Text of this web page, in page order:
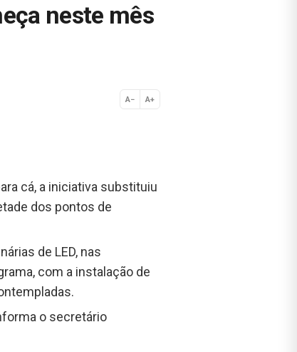
neste mês
A− A+
Normal
cá, a iniciativa substituiu
dos pontos de
de LED, nas
com a instalação de
o secretário